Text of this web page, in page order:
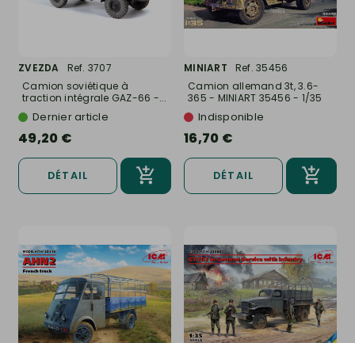
ZVEZDA
Ref. 3707
Camion soviétique à
traction intégrale GAZ-66 -...
Dernier article
49,20 €
DÉTAIL
MINIART
Ref. 35456
Camion allemand 3t, 3.6-
365 - MINIART 35456 - 1/35
Indisponible
16,70 €
DÉTAIL